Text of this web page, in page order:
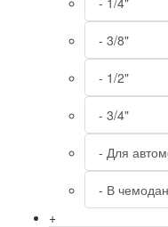
- 3/8"
- 1/2"
- 3/4"
- Для
- В
+